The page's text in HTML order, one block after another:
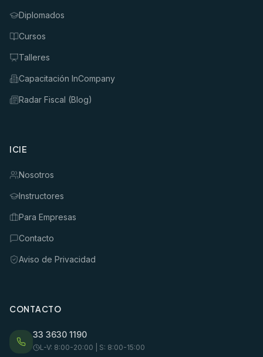
Diplomados
Cursos
Talleres
Capacitación InCompany
Radar Fiscal (Blog)
ICIE
Nosotros
Instructores
Para Empresas
Contacto
Aviso de Privacidad
CONTACTO
33 3630 1190
L-V: 8:00-20:00 | S: 8:00-15:00